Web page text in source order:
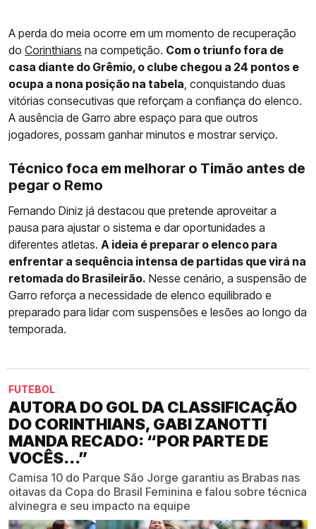
A perda do meia ocorre em um momento de recuperação
do Corinthians na competição. Com o triunfo fora de
casa diante do Grêmio, o clube chegou a 24 pontos e
ocupa a nona posição na tabela , conquistando duas
vitórias consecutivas que reforçam a confiança do elenco.
A ausência de Garro abre espaço para que outros
jogadores, possam ganhar minutos e mostrar serviço.
Técnico foca em melhorar o Timão antes de
pegar o Remo
Fernando Diniz já destacou que pretende aproveitar a
pausa para ajustar o sistema e dar oportunidades a
diferentes atletas. A ideia é preparar o elenco para
enfrentar a sequência intensa de partidas que virá na
retomada do Brasileirão. Nesse cenário, a suspensão de
Garro reforça a necessidade de elenco equilibrado e
preparado para lidar com suspensões e lesões ao longo da
temporada.
FUTEBOL
AUTORA DO GOL DA CLASSIFICAÇÃO
DO CORINTHIANS, GABI ZANOTTI
MANDA RECADO: “POR PARTE DE
VOCÊS...”
Camisa 10 do Parque São Jorge garantiu as Brabas nas
oitavas da Copa do Brasil Feminina e falou sobre técnica
alvinegra e seu impacto na equipe